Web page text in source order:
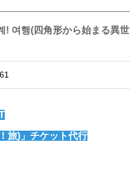
! 여행(四角形から始まる異世
旅)」チケット代行